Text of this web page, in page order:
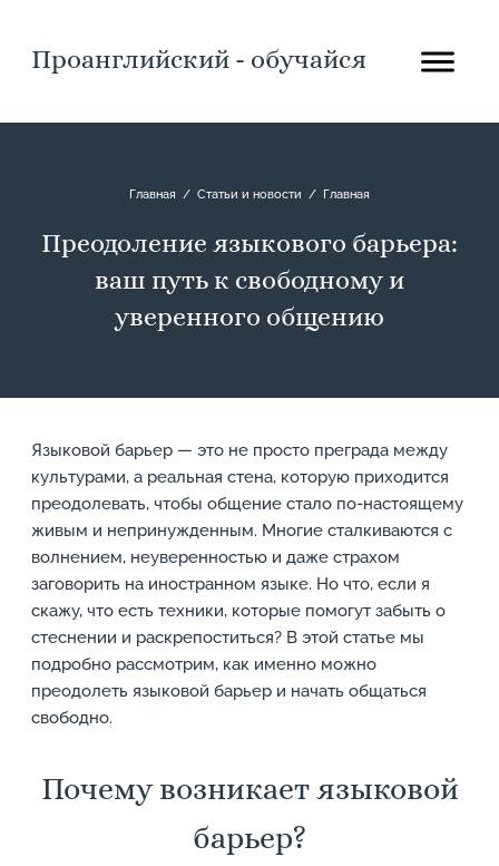
Проанглийский - обучайся
Главная / Статьи и новости / Главная
Преодоление языкового барьера:
ваш путь к свободному и
уверенного общению
Языковой барьер — это не просто преграда между
культурами, а реальная стена, которую приходится
преодолевать, чтобы общение стало по-настоящему
живым и непринужденным. Многие сталкиваются с
волнением, неуверенностью и даже страхом
заговорить на иностранном языке. Но что, если я
скажу, что есть техники, которые помогут забыть о
стеснении и раскрепоститься? В этой статье мы
подробно рассмотрим, как именно можно
преодолеть языковой барьер и начать общаться
свободно.
Почему возникает языковой
барьер?